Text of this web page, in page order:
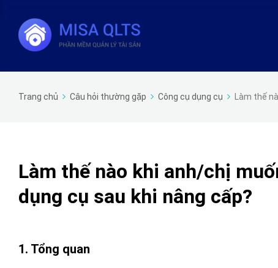
Trang chủ Câu hỏi thường gặp Công cụ dụng cụ Làm thế
Làm thế nào khi anh/chị
dụng cụ sau khi nâng cấp?
1. Tổng quan